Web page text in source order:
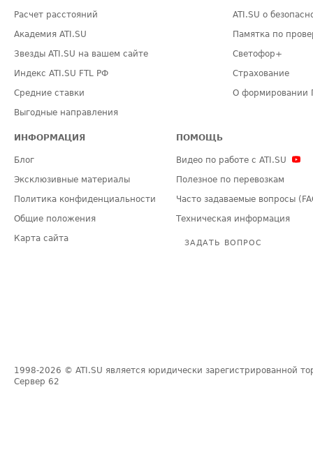
Расчет расстояний
Академия ATI.SU
Звезды ATI.SU на вашем сайте
Индекс ATI.SU FTL РФ
Средние ставки
Выгодные направления
ATI.SU о
Памятка по
Светофор+
Страхование
О формировании
ИНФОРМАЦИЯ
Блог
Эксклюзивные материалы
Политика конфиденциальности
Общие положения
Карта сайта
ПОМОЩЬ
Видео по работе с ATI.SU
Полезное по перевозкам
Часто задаваемые вопросы
Техническая информация
ЗАДАТЬ ВОПРОС
1998-2026 © ATI.SU является юридически зарегистрированной
Сервер 62